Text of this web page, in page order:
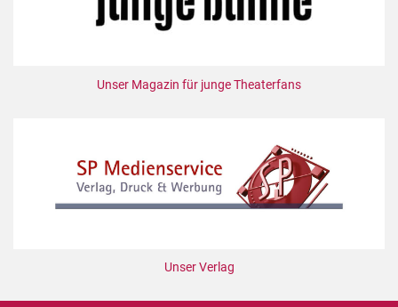
Unser Magazin für junge Theaterfans
Unser Verlag